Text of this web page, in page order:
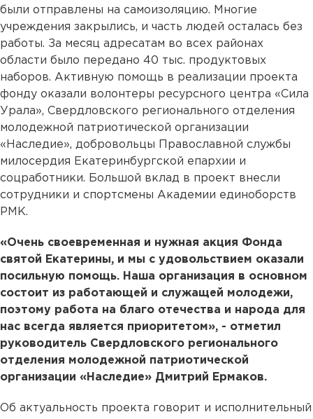
были отправлены на самоизоляцию. Многие
учреждения закрылись, и часть людей осталась без
работы. За месяц адресатам во всех районах
области было передано 40 тыс. продуктовых
наборов. Активную помощь в реализации проекта
фонду оказали волонтеры ресурсного центра «Сила
Урала», Свердловского регионального отделения
молодежной патриотической организации
«Наследие», добровольцы Православной службы
милосердия Екатеринбургской епархии и
соцработники. Большой вклад в проект внесли
сотрудники и спортсмены Академии единоборств
РМК.
«Очень своевременная и нужная акция Фонда
святой Екатерины, и мы с удовольствием оказали
посильную помощь. Наша организация в основном
состоит из работающей и служащей молодежи,
поэтому работа на благо отечества и народа для
нас всегда является приоритетом», - отметил
руководитель Свердловского регионального
отделения молодежной патриотической
организации «Наследие» Дмитрий Ермаков.
Об актуальность проекта говорит и исполнительный